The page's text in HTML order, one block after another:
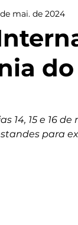
de mai. de 2024
14, 15 e 16
para